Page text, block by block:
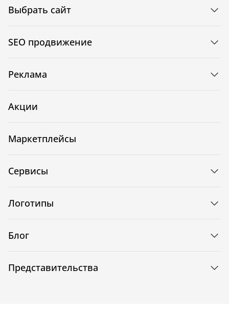
Выбрать сайт
SEO продвижение
Реклама
Акции
Маркетплейсы
Сервисы
Логотипы
Блог
Представительства